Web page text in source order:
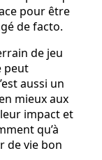
pour être
de facto.
de jeu
peut
aussi un
mieux aux
impact et
qu’à
de vie bon